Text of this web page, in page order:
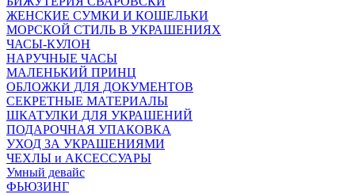
ЖЕНСКИЕ СУМКИ И КОШЕЛЬКИ
МОРСКОЙ СТИЛЬ В УКРАШЕНИЯХ
ЧАСЫ-КУЛОН
НАРУЧНЫЕ ЧАСЫ
МАЛЕНЬКИЙ ПРИНЦ
ОБЛОЖКИ ДЛЯ ДОКУМЕНТОВ
СЕКРЕТНЫЕ МАТЕРИАЛЫ
ШКАТУЛКИ ДЛЯ УКРАШЕНИЙ
ПОДАРОЧНАЯ УПАКОВКА
УХОД ЗА УКРАШЕНИЯМИ
ЧEХЛЫ и АКСЕССУАРЫ
Умный девайс
ФЬЮЗИНГ